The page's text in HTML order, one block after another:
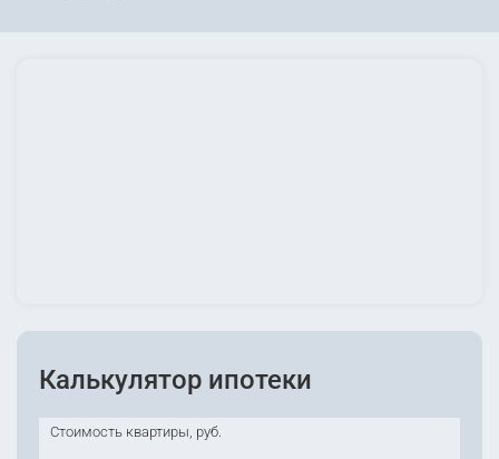
Калькулятор ипотеки
Стоимость квартиры, руб.